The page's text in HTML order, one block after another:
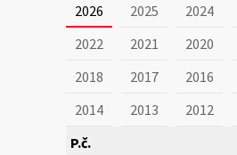
2026 2025 2024
2022
2021 2020
2018
2017 2016
2014
2013 2012
P.č.